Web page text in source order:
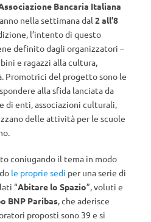
Bancaria Italiana
nella settimana dal 2 all’8
l’intento di questo
definito dagli organizzatori –
e ragazzi alla cultura,
Promotrici del progetto sono le
alla sfida lanciata da
di enti, associazioni culturali,
delle attività per le scuole
coniugando il tema in modo
le proprie sedi per una serie di
“Abitare lo Spazio”, voluti e
BNP Paribas, che aderisce
proposti sono 39 e si